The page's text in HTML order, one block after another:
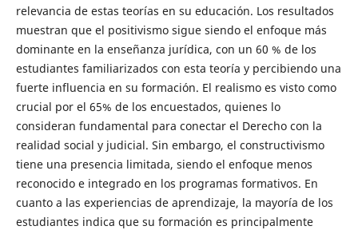
relevancia de estas teorías en su educación. Los resultados
muestran que el positivismo sigue siendo el enfoque más
dominante en la enseñanza jurídica, con un 60 % de los
estudiantes familiarizados con esta teoría y percibiendo una
fuerte influencia en su formación. El realismo es visto como
crucial por el 65% de los encuestados, quienes lo
consideran fundamental para conectar el Derecho con la
realidad social y judicial. Sin embargo, el constructivismo
tiene una presencia limitada, siendo el enfoque menos
reconocido e integrado en los programas formativos. En
cuanto a las experiencias de aprendizaje, la mayoría de los
estudiantes indica que su formación es principalmente